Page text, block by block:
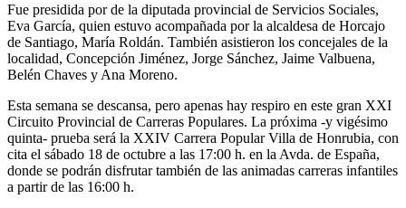
Fue presidida por de la diputada provincial de Servicios Sociales,
Eva García, quien estuvo acompañada por la alcaldesa de Horcajo
de Santiago, María Roldán. También asistieron los concejales de la
localidad, Concepción Jiménez, Jorge Sánchez, Jaime Valbuena,
Belén Chaves y Ana Moreno.
Esta semana se descansa, pero apenas hay respiro en este gran XXI
Circuito Provincial de Carreras Populares. La próxima -y vigésimo
quinta- prueba será la XXIV Carrera Popular Villa de Honrubia, con
cita el sábado 18 de octubre a las 17:00 h. en la Avda. de España,
donde se podrán disfrutar también de las animadas carreras infantiles
a partir de las 16:00 h.